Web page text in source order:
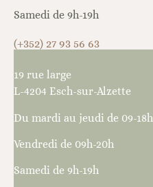
Samedi de 9h-19h
(+352) 27 93 56 63
19 rue large
L-4204 Esch-sur-Alzette
Du mardi au jeudi de 09-18h
Vendredi de 09h-20h
Samedi de 9h-19h